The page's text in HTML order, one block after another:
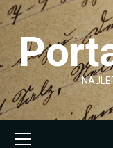
Przejdź
do
treści
główne